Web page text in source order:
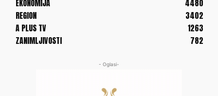
EKONOMIJA
4480
REGION
3402
A PLUS TV
1263
ZANIMLJIVOSTI
782
- Oglasi-